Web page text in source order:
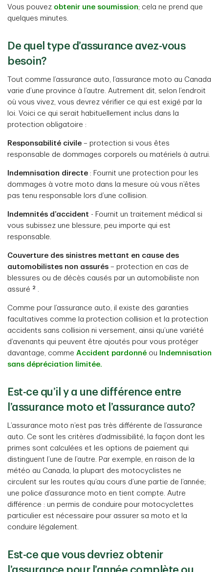
Vous pouvez obtenir une soumission; cela ne prend que
quelques minutes.
De quel type d’assurance avez-vous
besoin?
Tout comme l’assurance auto, l’assurance moto au Canada
varie d’une province à l’autre. Autrement dit, selon l’endroit
où vous vivez, vous devrez vérifier ce qui est exigé par la
loi. Voici ce qui serait habituellement inclus dans la
protection obligatoire :
Responsabilité civile – protection si vous êtes
responsable de dommages corporels ou matériels à autrui.
Indemnisation directe : Fournit une protection pour les
dommages à votre moto dans la mesure où vous n’êtes
pas tenu responsable lors d’une collision.
Indemnités d’accident - Fournit un traitement médical si
vous subissez une blessure, peu importe qui est
responsable.
Couverture des sinistres mettant en cause des
automobilistes non assurés – protection en cas de
blessures ou de décès causés par un automobiliste non
assuré 2
Comme pour l’assurance auto, il existe des garanties
facultatives comme la protection collision et la protection
accidents sans collision ni versement, ainsi qu’une variété
d’avenants qui peuvent être ajoutés pour vous protéger
davantage, comme Accident pardonné ou
Indemnisation
sans dépréciation limitée.
Est-ce qu’il y a une différence entre
l’assurance moto et l’assurance auto?
L’assurance moto n’est pas très différente de l’assurance
auto. Ce sont les critères d’admissibilité, la façon dont les
primes sont calculées et les options de paiement qui
distinguent l’une de l’autre. Par exemple, en raison de la
météo au Canada, la plupart des motocyclistes ne
circulent sur les routes qu’au cours d’une partie de l’année;
une police d’assurance moto en tient compte. Autre
différence : un permis de conduire pour motocyclettes
particulier est nécessaire pour assurer sa moto et la
conduire légalement.
Est-ce que vous devriez obtenir
l’assurance pour l’année complète ou